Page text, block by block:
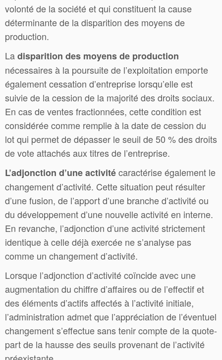
volonté de la société et qui constituent la cause
déterminante de la disparition des moyens de
production.
Ladisparition des moyens de production
nécessaires à la poursuite de l’exploitation emporte
également cessation d’entreprise lorsqu’elle est
suivie de la cession de la majorité des droits sociaux.
En cas de ventes fractionnées, cette condition est
considérée comme remplie à la date de cession du
lot qui permet de dépasser le seuil de 50 % des droits
de vote attachés aux titres de l’entreprise.
L’adjonction d’une activitécaractérise également le
changement d’activité. Cette situation peut résulter
d’une fusion, de l’apport d’une branche d’activité ou
du développement d’une nouvelle activité en interne.
En revanche, l’adjonction d’une activité strictement
identique à celle déjà exercée ne s’analyse pas
comme un changement d’activité.
Lorsque l’adjonction d’activité coïncide avec une
augmentation du chiffre d’affaires ou de l’effectif et
des éléments d’actifs affectés à l’activité initiale,
l’administration admet que l’appréciation de l’éventuel
changement s’effectue sans tenir compte de la quote-
part de la hausse des seuils provenant de l’activité